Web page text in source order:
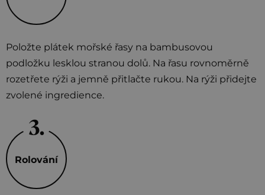
Položte plátek mořské řasy na bambusovou
podložku lesklou stranou dolů. Na řasu rovnoměrně
rozetřete rýži a jemně přitlačte rukou. Na rýži přidejte
zvolené ingredience.
Rolování